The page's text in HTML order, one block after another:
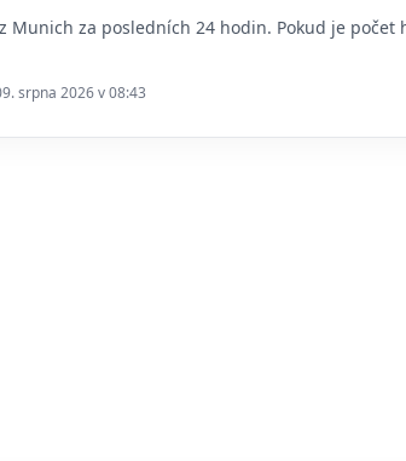
Munich za posledních 24 hodin. Pokud je
srpna 2026 v 08:43